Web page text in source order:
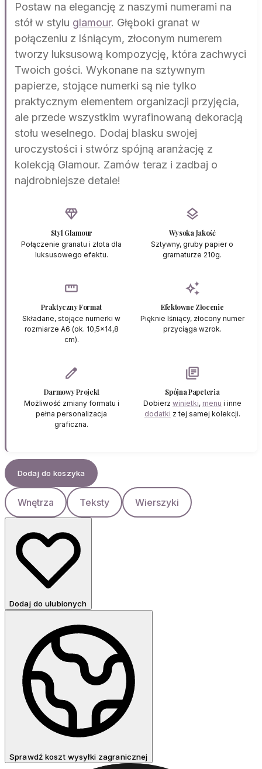
Postaw na elegancję z naszymi numerami na
stół w stylu glamour. Głęboki granat w
połączeniu z lśniącym, złoconym numerem
tworzy luksusową kompozycję, która zachwyci
Twoich gości. Wykonane na sztywnym
papierze, stojące numerki są nie tylko
praktycznym elementem organizacji przyjęcia,
ale przede wszystkim wyrafinowaną dekoracją
stołu weselnego. Dodaj blasku swojej
uroczystości i stwórz spójną aranżację z
kolekcją Glamour. Zamów teraz i zadbaj o
najdrobniejsze detale!
diamond
Styl Glamour
Połączenie granatu i złota dla
luksusowego efektu.
layers
Wysoka Jakość
Sztywny, gruby papier o
gramaturze 210g.
straighten
Praktyczny Format
Składane, stojące numerki w
rozmiarze A6 (ok. 10,5x14,8
cm).
auto_awesome
Efektowne Złocenie
Pięknie lśniący, złocony numer
przyciąga wzrok.
edit
Darmowy Projekt
Możliwość zmiany formatu i
pełna personalizacja
graficzna.
library_books
Spójna Papeteria
Dobierz winietki, menu i inne
dodatki z tej samej kolekcji.
Dodaj do koszyka
Wnętrza Teksty Wierszyki
Dodaj do ulubionych
Sprawdź koszt wysyłki zagranicznej